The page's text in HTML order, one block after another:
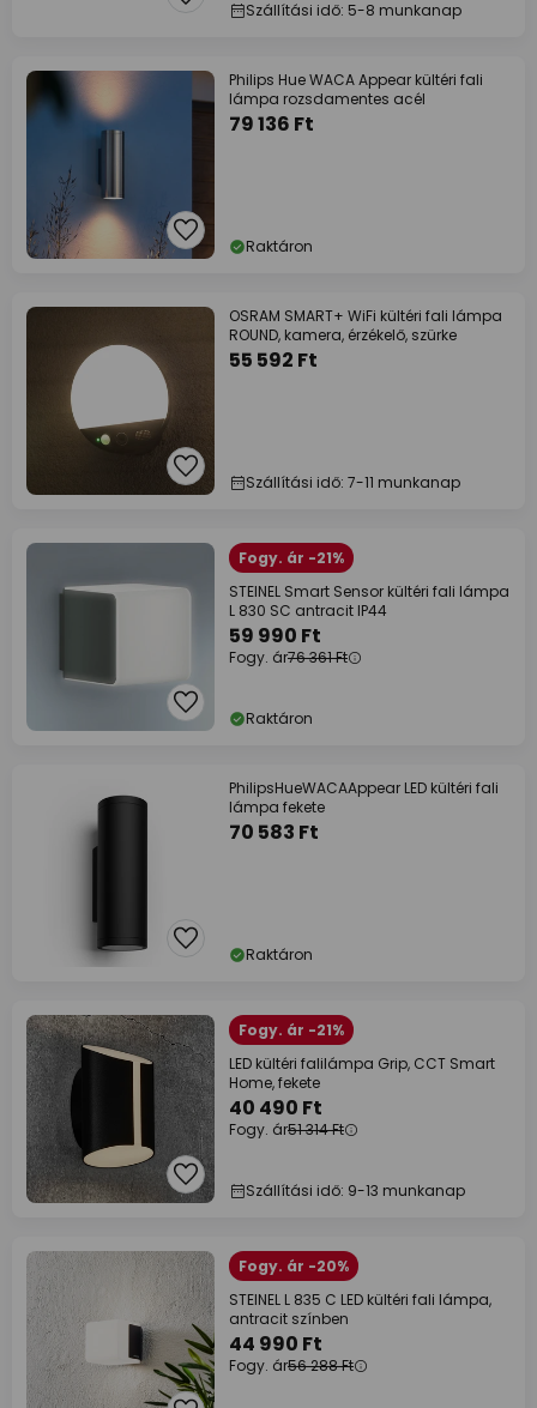
Szállítási idő: 5-8 munkanap
Philips Hue WACA Appear kültéri fali
lámpa rozsdamentes acél
79 136 Ft
Raktáron
OSRAM SMART+ WiFi kültéri fali lámpa
ROUND, kamera, érzékelő, szürke
55 592 Ft
Szállítási idő: 7-11 munkanap
Fogy. ár -21%
STEINEL Smart Sensor kültéri fali lámpa
L 830 SC antracit IP44
59 990 Ft
Fogy. ár76 361 Ft
Raktáron
PhilipsHueWACAAppear LED kültéri fali
lámpa fekete
70 583 Ft
Raktáron
Fogy. ár -21%
LED kültéri falilámpa Grip, CCT Smart
Home, fekete
40 490 Ft
Fogy. ár51 314 Ft
Szállítási idő: 9-13 munkanap
Fogy. ár -20%
STEINEL L 835 C LED kültéri fali lámpa,
antracit színben
44 990 Ft
Fogy. ár56 288 Ft